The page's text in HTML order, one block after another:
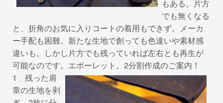
もある。片方
でも無くなる
と、折角のお気に入りコートの着用もできず。メーカ
ー手配も困難。新たな生地で創っても色違いや素材感
違いも。しかし片方でも残っていれば左右とも再生が
可能なのです。エポーレット。2分割作成のご案内！
1 残った肩
章の生地を剥